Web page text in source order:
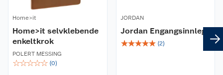
Home>it
Home>it selvklebende
enkeltkrok
POLERT MESSING
☆☆☆☆☆ (0)
JORDAN
Jordan Engangsinnlegg
☆☆☆☆☆ (2)